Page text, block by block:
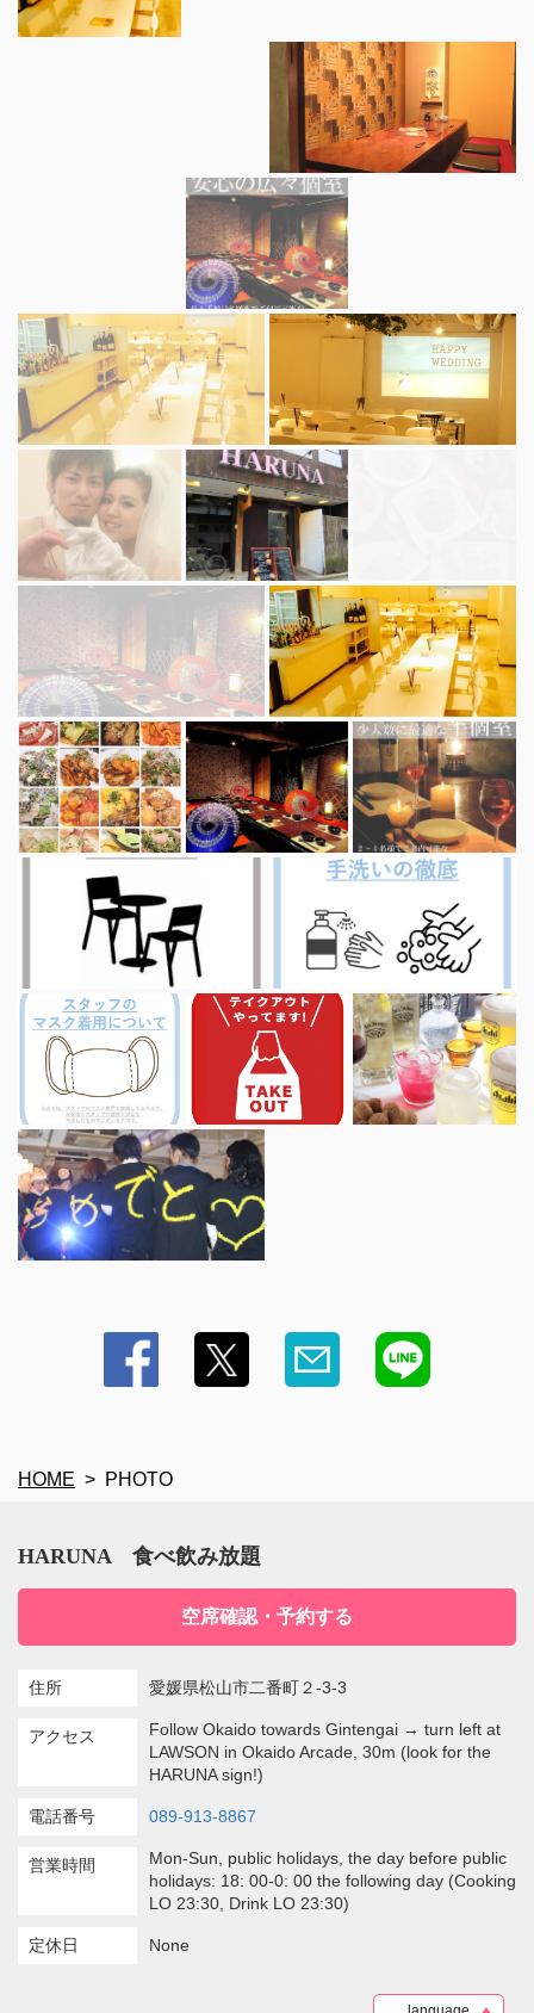
HOME PHOTO
お店情報をコピー
閉じる
HARUNA 食べ飲み放題
空席確認・予約する
住所 愛媛県松山市二番町２-3-3
アクセス
Follow Okaido towards Gintengai → turn left at
LAWSON in Okaido Arcade, 30m (look for the
HARUNA sign!)
電話番号 089-913-8867
営業時間
Mon-Sun, public holidays, the day before public
holidays: 18: 00-0: 00 the following day (Cooking
LO 23:30, Drink LO 23:30)
定休日 None